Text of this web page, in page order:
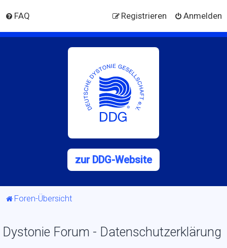
FAQ Anmelden
Registrieren
zur DDG-Website
Foren-Übersicht
Dystonie Forum - Datenschutzerklärung